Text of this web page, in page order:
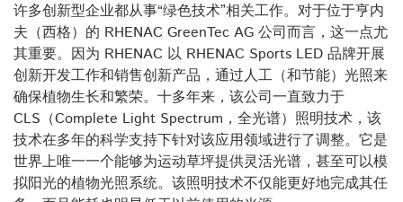
许多创新型企业都从事“绿色技术”相关工作。对于位于亨内
夫（西格）的 RHENAC GreenTec AG 公司而言，这一点尤
其重要。因为 RHENAC 以 RHENAC Sports LED 品牌开展
创新开发工作和销售创新产品，通过人工（和节能）光照来
确保植物生长和繁荣。十多年来，该公司一直致力于
CLS（Complete Light Spectrum，全光谱）照明技术，该
技术在多年的科学支持下针对该应用领域进行了调整。它是
世界上唯一一个能够为运动草坪提供灵活光谱，甚至可以模
拟阳光的植物光照系统。该照明技术不仅能更好地完成其任